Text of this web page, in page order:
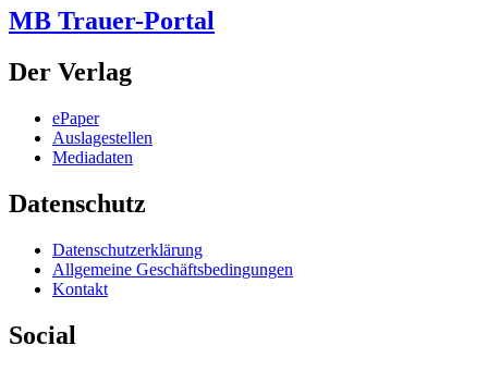
MB Trauer-Portal
Der Verlag
ePaper
Auslagestellen
Mediadaten
Datenschutz
Datenschutzerklärung
Allgemeine Geschäftsbedingungen
Kontakt
Social